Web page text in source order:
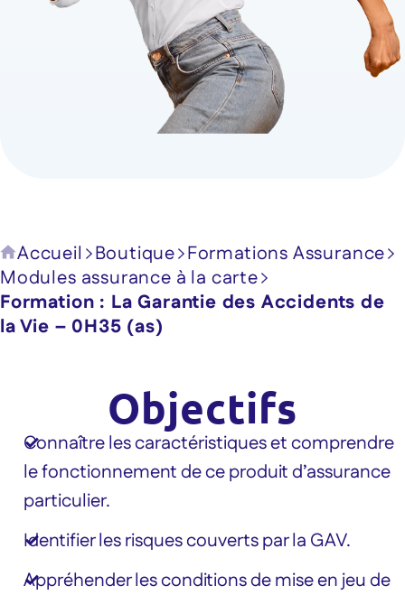
Accueil Boutique Formations Assurance
Modules assurance à la carte
Formation : La Garantie des Accidents de
la Vie – 0H35 (as)
Objectifs
Connaître les caractéristiques et comprendre
le fonctionnement de ce produit d’assurance
particulier.
Identifier les risques couverts par la GAV.
Appréhender les conditions de mise en jeu de